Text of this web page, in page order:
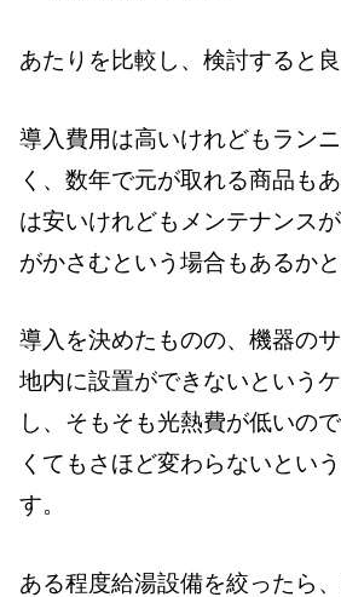
あたりを比較し、検討すると良
導入費用は高いけれどもラン
く、数年で元が取れる商品も
は安いけれどもメンテナンス
がかさむという場合もあるかと
導入を決めたものの、機器の
地内に設置ができないという
し、そもそも光熱費が低いの
くてもさほど変わらないとい
す。
ある程度給湯設備を絞ったら